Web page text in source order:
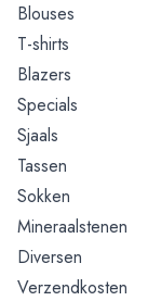
Blouses
T-shirts
Blazers
Specials
Sjaals
Tassen
Sokken
Mineraalstenen
Diversen
Verzendkosten